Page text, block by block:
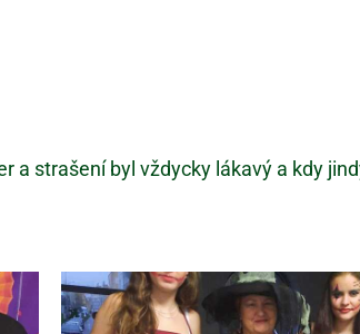
a strašení byl vždycky lákavý a kdy